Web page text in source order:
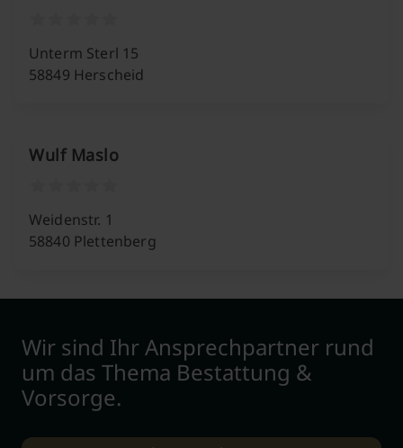
Unterm Sterl 15
58849 Herscheid
Wulf Maslo
Weidenstr. 1
58840 Plettenberg
Wir sind Ihr Ansprechpartner rund
um das Thema Bestattung &
Vorsorge.